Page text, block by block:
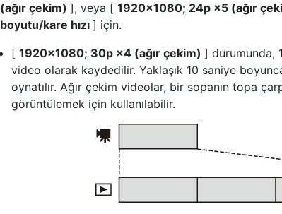
(ağır çekim) ], veya [ 1920×1080; 24p ×5 (ağır
boyutu/kare hızı ] için.
[ 1920×1080; 30p ×4 (ağır çekim) ] durumunda,
video olarak kaydedilir. Yaklaşık 10 saniye
oynatılır. Ağır çekim videolar, bir sopanın topa
görüntülemek için kullanılabilir.